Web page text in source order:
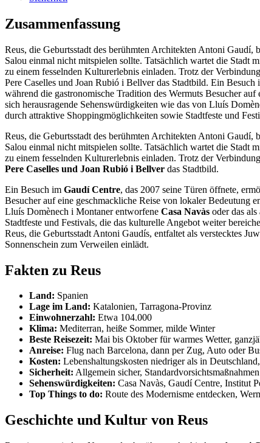
Zusammenfassung
Reus, die Geburtsstadt des berühmten Architekten Antoni Gaudí,
Salou einmal nicht mitspielen sollte. Tatsächlich wartet die Stadt
zu einem fesselnden Kulturerlebnis einladen. Trotz der
Pere Caselles und Joan Rubió i Bellver das Stadtbild. Ein
während die gastronomische Tradition des Wermuts Besucher
sich herausragende Sehenswürdigkeiten wie das von Lluís
durch attraktive Shoppingmöglichkeiten sowie Stadtfeste und
Reus, die Geburtsstadt des berühmten Architekten Antoni Gaudí,
Salou einmal nicht mitspielen sollte. Tatsächlich wartet die Stadt
zu einem fesselnden Kulturerlebnis einladen. Trotz der
Pere Caselles und Joan Rubió i Bellver das Stadtbild.
Ein Besuch im Gaudí Centre, das 2007 seine Türen öffnete,
Besucher auf eine geschmackliche Reise von lokaler Bedeutung
Lluís Domènech i Montaner entworfene Casa Navàs oder das
Stadtfeste und Festivals, die das kulturelle Angebot weiter
Reus, die Geburtsstadt Antoni Gaudís, entfaltet als verstecktes
Sonnenschein zum Verweilen einlädt.
Fakten zu Reus
Land: Spanien
Lage im Land: Katalonien, Tarragona-Provinz
Einwohnerzahl: Etwa 104.000
Klima: Mediterran, heiße Sommer, milde Winter
Beste Reisezeit: Mai bis Oktober für warmes Wetter,
Anreise: Flug nach Barcelona, dann per Zug, Auto oder
Kosten: Lebenshaltungskosten niedriger als in
Sicherheit: Allgemein sicher,
Sehenswürdigkeiten: Casa Navàs, Gaudí Centre, Institut
Top Things to do: Route des Modernisme entdecken,
Geschichte und Kultur von Reus